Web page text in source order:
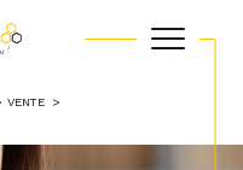
VENTE